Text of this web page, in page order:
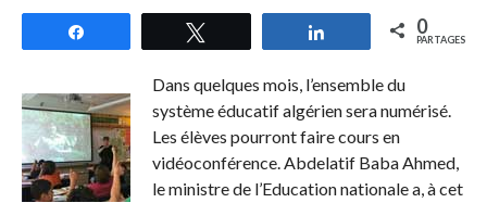
Partagez 0
PARTAGES
Dans quelques mois, l’ensemble du
système éducatif algérien sera numérisé.
Les élèves pourront faire cours en
vidéoconférence. Abdelatif Baba Ahmed,
le ministre de l’Education nationale a, à cet